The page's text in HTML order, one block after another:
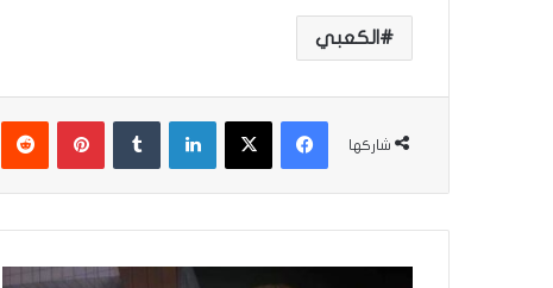
الكعبي
شاركها
فيسبوك ‫X لينكدإن بينتيريست